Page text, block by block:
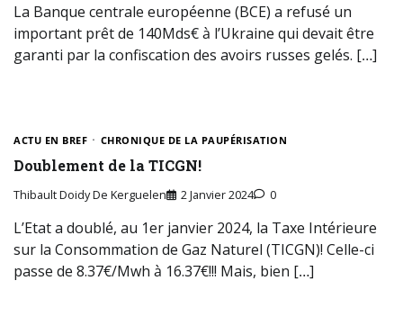
La Banque centrale européenne (BCE) a refusé un
important prêt de 140Mds€ à l’Ukraine qui devait être
garanti par la confiscation des avoirs russes gelés. […]
ACTU EN BREF CHRONIQUE DE LA PAUPÉRISATION
Doublement de la TICGN!
Thibault Doidy De Kerguelen 2 Janvier 2024 0
L’Etat a doublé, au 1er janvier 2024, la Taxe Intérieure
sur la Consommation de Gaz Naturel (TICGN)! Celle-ci
passe de 8.37€/Mwh à 16.37€!!! Mais, bien […]